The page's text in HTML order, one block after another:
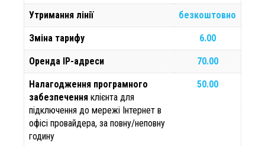
Утримання лінії безкоштовно
Зміна тарифу 6.00
Оренда ІР-адреси 70.00
Налагодження програмного
забезпечення клієнта для
підключення до мережі Інтернет в
офісі провайдера, за повну/неповну
годину
50.00